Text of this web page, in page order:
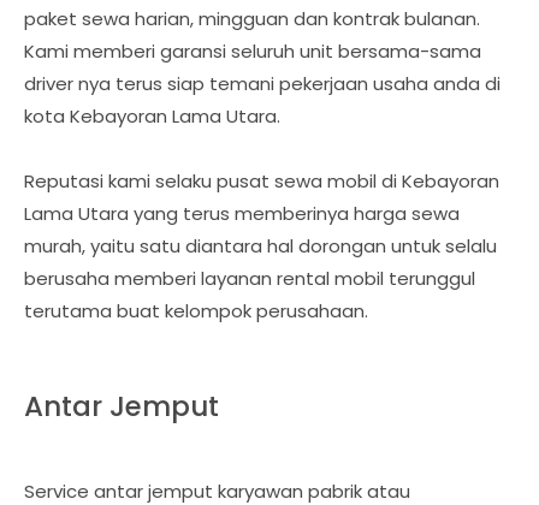
paket sewa harian, mingguan dan kontrak bulanan.
Kami memberi garansi seluruh unit bersama-sama
driver nya terus siap temani pekerjaan usaha anda di
kota Kebayoran Lama Utara.
Reputasi kami selaku pusat sewa mobil di Kebayoran
Lama Utara yang terus memberinya harga sewa
murah, yaitu satu diantara hal dorongan untuk selalu
berusaha memberi layanan rental mobil terunggul
terutama buat kelompok perusahaan.
Antar Jemput
Service antar jemput karyawan pabrik atau